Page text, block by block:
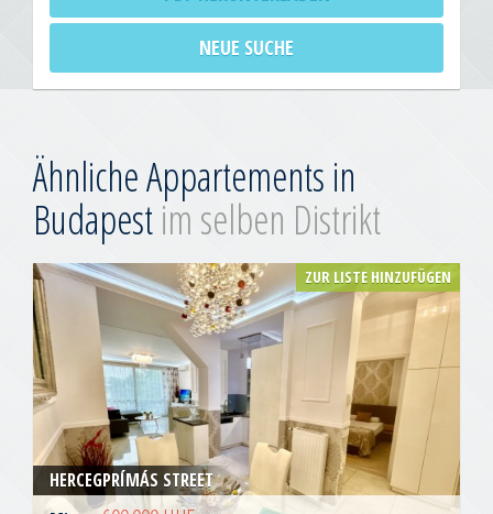
NEUE SUCHE
Ähnliche Appartements in
Budapestim selben Distrikt
ZUR LISTE HINZUFÜGEN
HERCEGPRÍMÁS STREET